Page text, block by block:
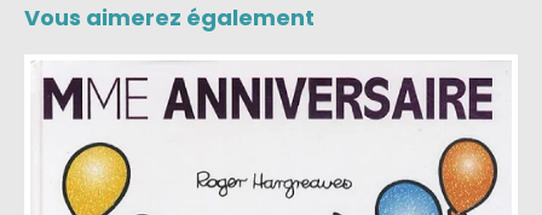
Vous aimerez également
-54 %